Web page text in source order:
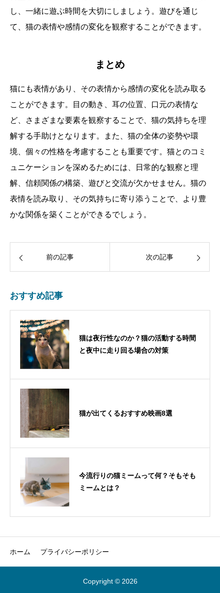
し、一緒に遊ぶ時間を大切にしましょう。遊びを通じ
て、猫の表情や感情の変化を観察することができます。
まとめ
猫にも表情があり、その表情から感情の変化を読み取る
ことができます。目の動き、耳の位置、口元の表情な
ど、さまざまな要素を観察することで、猫の気持ちを理
解する手助けとなります。また、猫の全体の姿勢や環
境、個々の性格を考慮することも重要です。猫とのコミ
ュニケーションを深めるためには、日常的な観察と理
解、信頼関係の構築、遊びと交流が欠かせません。猫の
表情を読み取り、その気持ちに寄り添うことで、より豊
かな関係を築くことができるでしょう。
前の記事 次の記事
おすすめ記事
猫は夜行性なのか？猫の活動する時間
と夜中に走り回る場合の対策
猫が出てくるおすすめ映画8選
今流行りの猫ミームって何？そもそも
ミームとは？
ホーム プライバシーポリシー
Copyright © 2026